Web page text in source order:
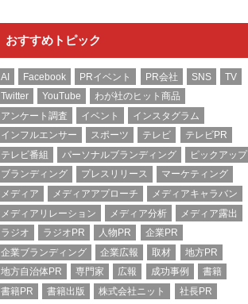
おすすめトピック
AI Facebook PRイベント PR会社 SNS
TV
Twitter
YouTube
わが社のヒット商品
アンケート調査
イベント
インスタグラム
インフルエンサー
スポーツ テレビ
テレビPR
テレビ番組
パーソナルブランディング
ピックアップ
ブランディング
プレスリリース
マーケティング
メディア
メディアアプローチ
メディアキャラバン
メディアリレーション
メディア分析
メディア露出
ラジオ
ラジオPR 人物PR
企業PR
企業ブランディング
企業広報 取材
地方PR
地方自治体PR
専門家 広報 成功事例
書籍
書籍PR
書籍出版 株式会社ニット 社長PR